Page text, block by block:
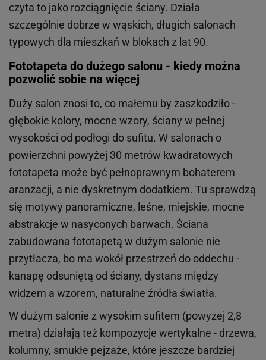
czyta to jako rozciągnięcie ściany. Działa
szczególnie dobrze w wąskich, długich salonach
typowych dla mieszkań w blokach z lat 90.
Fototapeta do dużego salonu - kiedy można
pozwolić sobie na więcej
Duży salon znosi to, co małemu by zaszkodziło -
głębokie kolory, mocne wzory, ściany w pełnej
wysokości od podłogi do sufitu. W salonach o
powierzchni powyżej 30 metrów kwadratowych
fototapeta może być pełnoprawnym bohaterem
aranżacji, a nie dyskretnym dodatkiem. Tu sprawdzą
się motywy panoramiczne, leśne, miejskie, mocne
abstrakcje w nasyconych barwach. Ściana
zabudowana fototapetą w dużym salonie nie
przytłacza, bo ma wokół przestrzeń do oddechu -
kanapę odsuniętą od ściany, dystans między
widzem a wzorem, naturalne źródła światła.
W dużym salonie z wysokim sufitem (powyżej 2,8
metra) działają też kompozycje wertykalne - drzewa,
kolumny, smukłe pejzaże, które jeszcze bardziej